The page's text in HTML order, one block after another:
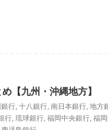
【九州・沖縄地方】
行, 十八銀行, 南日本銀行, 地方
行, 琉球銀行, 福岡中央銀行, 福